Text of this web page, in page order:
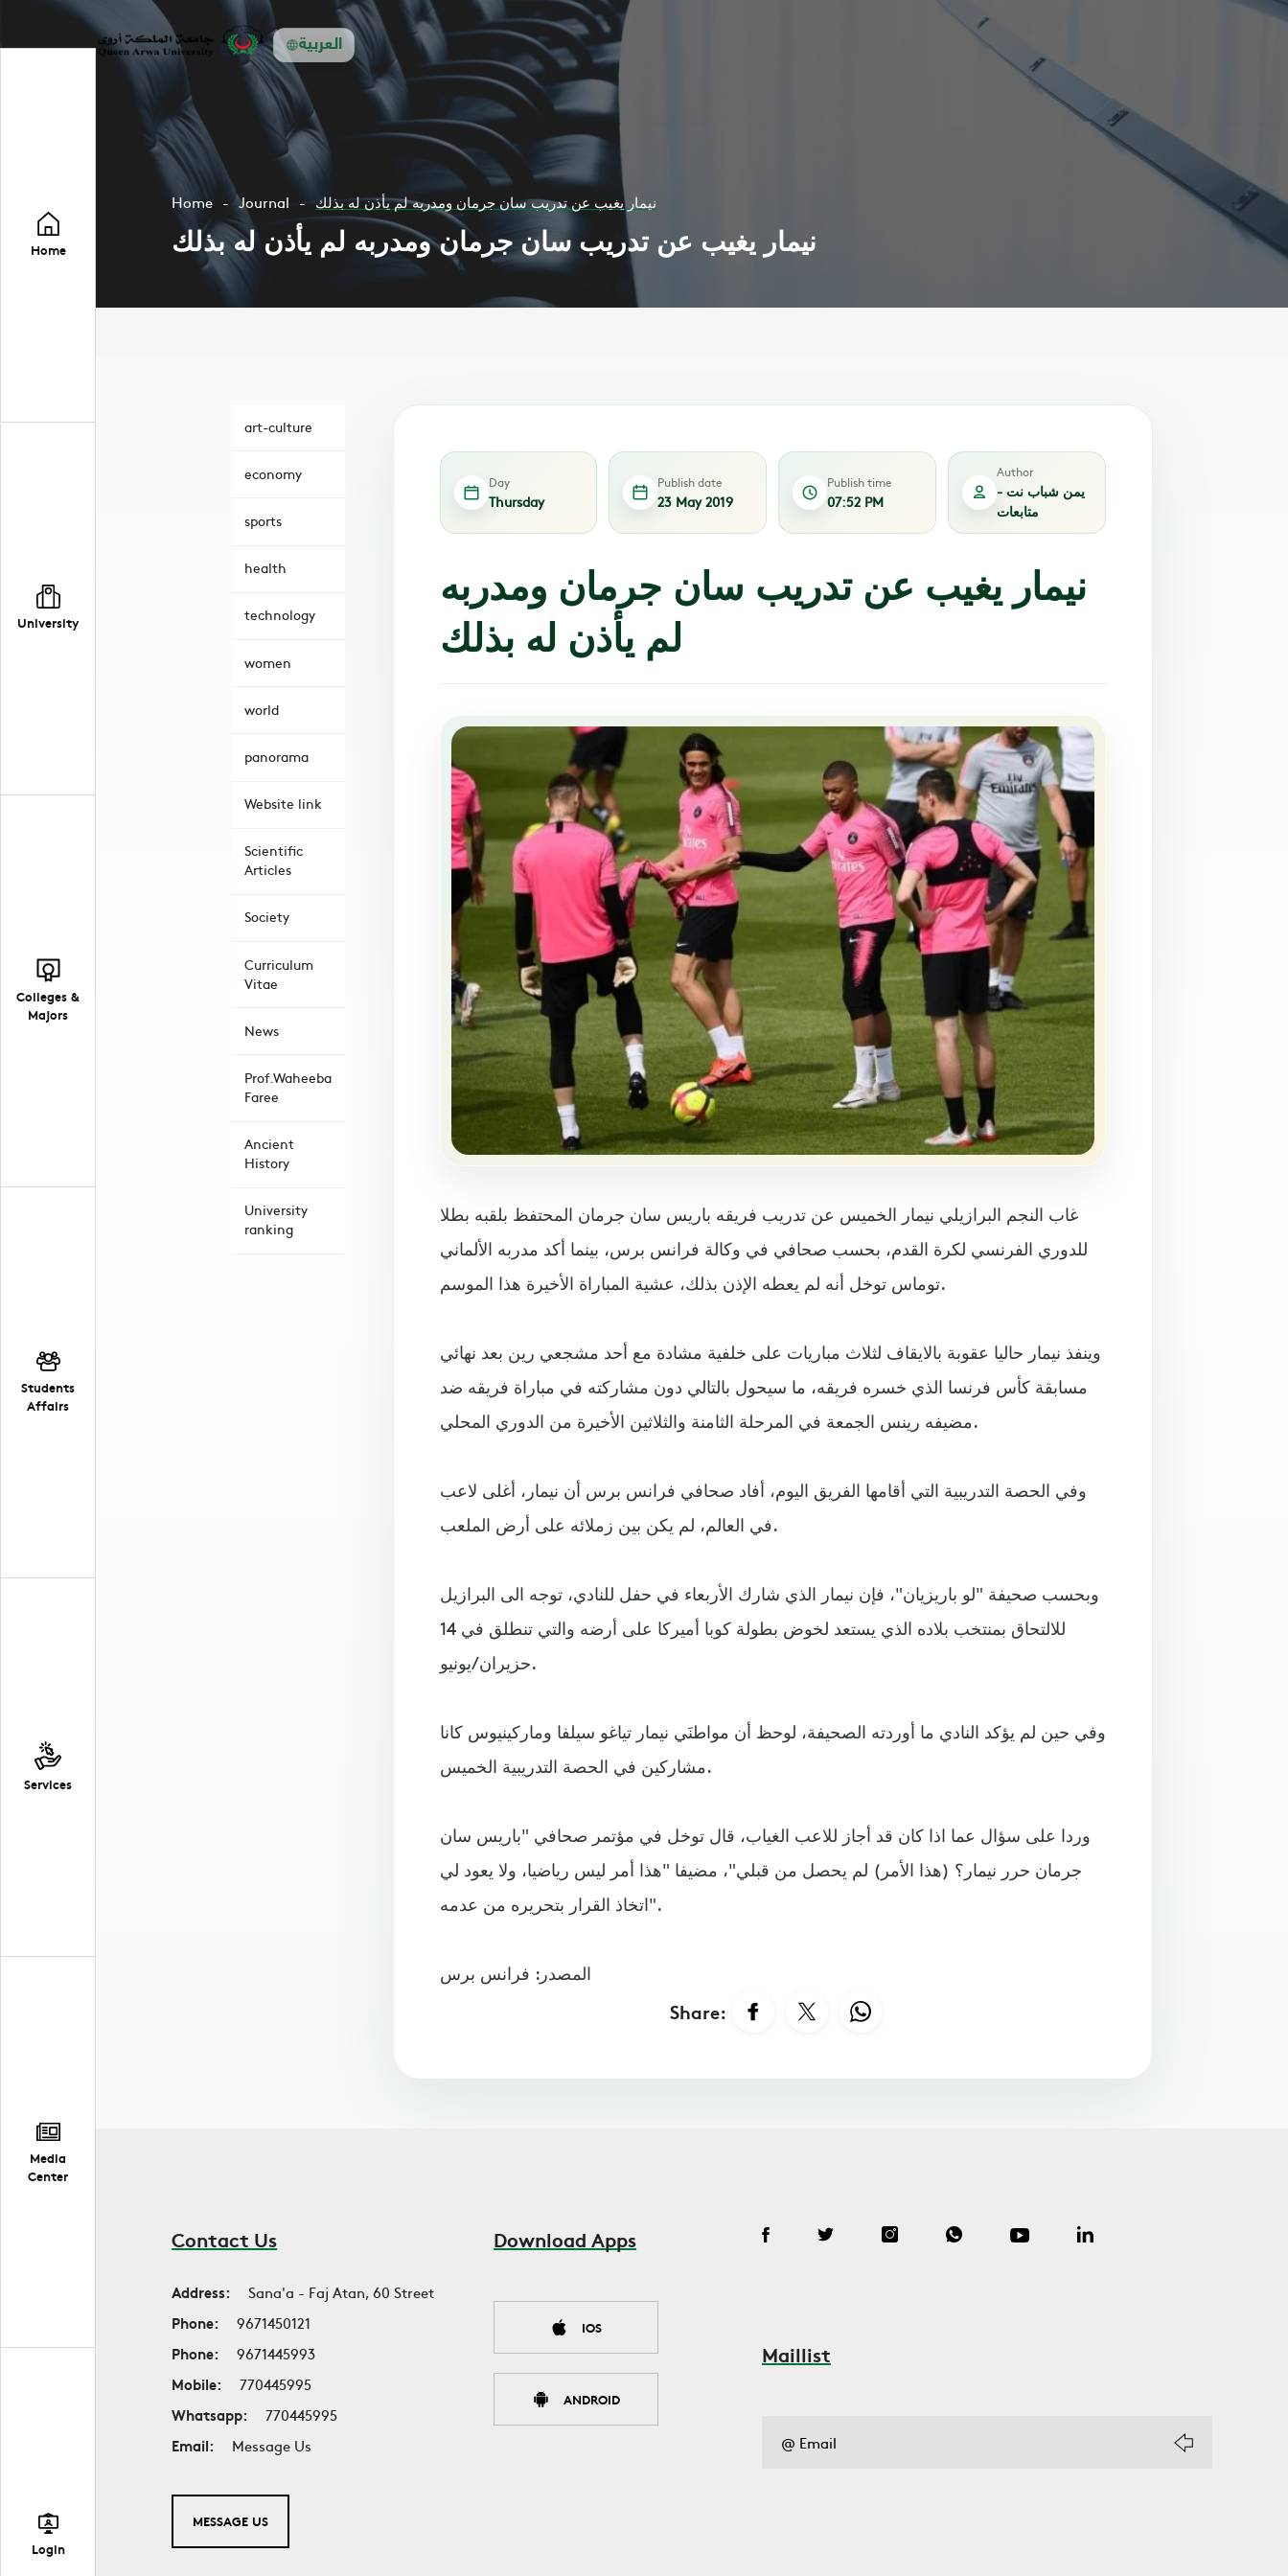
العربية
Home
University
Colleges &
Majors
Students
Affairs
Services
Media
Center
Login
Home Journal نيمار يغيب عن تدريب سان جرمان ومدربه لم يأذن له بذلك
نيمار يغيب عن تدريب سان جرمان ومدربه لم يأذن له بذلك
art-culture
economy
sports
health
technology
women
world
panorama
Website link
Scientific
Articles
Society
Curriculum
Vitae
News
Prof.Waheeba
Faree
Ancient
History
University
ranking
Day
Thursday
Publish date
23 May 2019
Publish time
07:52 PM
Author
يمن شباب نت -
متابعات
نيمار يغيب عن تدريب سان جرمان ومدربه
لم يأذن له بذلك
غاب النجم البرازيلي نيمار الخميس عن تدريب فريقه باريس سان جرمان المحتفظ بلقبه بطلا
للدوري الفرنسي لكرة القدم، بحسب صحافي في وكالة فرانس برس، بينما أكد مدربه الألماني
توماس توخل أنه لم يعطه الإذن بذلك، عشية المباراة الأخيرة هذا الموسم.
وينفذ نيمار حاليا عقوبة بالايقاف لثلاث مباريات على خلفية مشادة مع أحد مشجعي رين بعد نهائي
مسابقة كأس فرنسا الذي خسره فريقه، ما سيحول بالتالي دون مشاركته في مباراة فريقه ضد
مضيفه رينس الجمعة في المرحلة الثامنة والثلاثين الأخيرة من الدوري المحلي.
وفي الحصة التدريبية التي أقامها الفريق اليوم، أفاد صحافي فرانس برس أن نيمار، أغلى لاعب
في العالم، لم يكن بين زملائه على أرض الملعب.
وبحسب صحيفة "لو باريزيان"، فإن نيمار الذي شارك الأربعاء في حفل للنادي، توجه الى البرازيل
للالتحاق بمنتخب بلاده الذي يستعد لخوض بطولة كوبا أميركا على أرضه والتي تنطلق في 14
حزيران/يونيو.
وفي حين لم يؤكد النادي ما أوردته الصحيفة، لوحظ أن مواطنَي نيمار تياغو سيلفا وماركينيوس كانا
مشاركين في الحصة التدريبية الخميس.
وردا على سؤال عما اذا كان قد أجاز للاعب الغياب، قال توخل في مؤتمر صحافي "باريس سان
جرمان حرر نيمار؟ (هذا الأمر) لم يحصل من قبلي"، مضيفا "هذا أمر ليس رياضيا، ولا يعود لي
اتخاذ القرار بتحريره من عدمه".
المصدر: فرانس برس
Share:
Contact Us
Address:
Sana'a - Faj Atan, 60 Street
Phone:
9671450121
Phone:
9671445993
Mobile:
770445995
Whatsapp:
770445995
Email:
Message Us
MESSAGE US
Download Apps
IOS
ANDROID
Maillist